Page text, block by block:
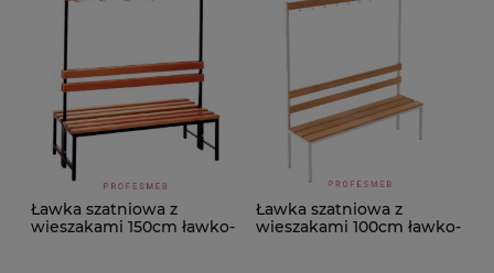
Ławka szatniowa z
wieszakami 150cm ławko-
Ławka szatniowa z
wieszakami 100cm ławko-